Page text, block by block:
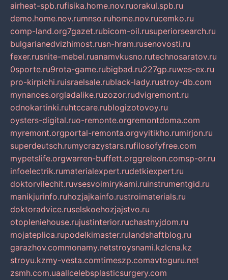
airheat-spb.rufisika.home.nov.ruorakul.spb.ru
demo.home.nov.rumnso.ruhome.nov.rucemko.ru
comp-land.org7gazet.rubicom-oil.rusuperiorsearch.ru
bulgarianedvizhimost.rusn-hram.rusenovosti.ru
fexer.rusnite-mebel.ruanamvkusno.rutechnosaratov.ru
0sporte.ru9rota-game.rubigbad.ru227gp.ruwes-ex.ru
pro-kirpichi.ruisraelsale.rublack-lady.rustroy-db.com
mynances.orgladalike.ruzozor.rudvigremont.ru
odnokartinki.ruhtccare.rublogizotovoy.ru
oysters-digital.ruo-remonte.orgremontdoma.com
myremont.orgportal-remonta.orgvyitikho.rumirjon.ru
superdeutsch.rumycrazystars.rufilosofyfree.com
mypetslife.orgwarren-buffett.orggreleon.comsp-or.ru
infoelectrik.rumaterialexpert.rudetkiexpert.ru
doktorvilechit.ruvsesvoimirykami.ruinstrumentgid.ru
manikjurinfo.ruhozjajkainfo.rustroimaterials.ru
doktoradvice.ruselskoehozjajstvo.ru
otopleniehouse.rujustinterior.ruchastnyjdom.ru
mojateplica.rupodelkimaster.rulandshaftblog.ru
garazhov.commonamy.netstroysnami.kzlcna.kz
stroyu.kzmy-vesta.comtimeszp.comavtoguru.net
zsmh.com.uaallcelebsplasticsurgery.com